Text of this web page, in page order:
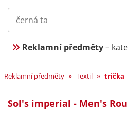
Reklamní předměty–
Reklamní předměty » Textil » trička
Sol's imperial - Men's